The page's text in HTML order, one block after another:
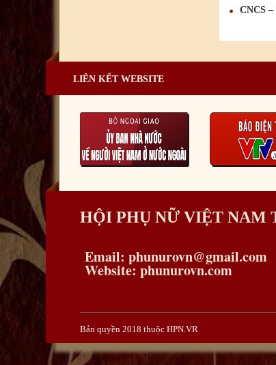
CNCS
LIÊN KẾT WEBSITE
HỘI PHỤ NỮ VIỆT NAM
Email: phunurovn@gmail.com
Website: phunurovn.com
Bản quyền 2018 thuộc HPN.VR